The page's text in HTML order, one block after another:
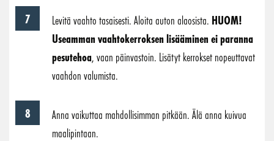
Levitä vaahto tasaisesti. Aloita auton alaosista. HUOM!
Useamman vaahtokerroksen lisääminen ei paranna
pesutehoa, vaan päinvastoin. Lisätyt kerrokset nopeuttavat
vaahdon valumista.
Anna vaikuttaa mahdollisimman pitkään. Älä anna kuivua
maalipintaan.